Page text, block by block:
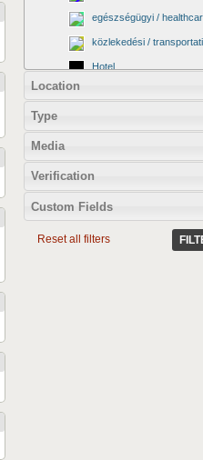
egészségügyi /
közlekedési /
Hotel
kereskedelmi /
egyéb / other
kulturális / cultural
BEFEJEZETLEN ÉPÜLET /
UNFINISHED BUILDING
Location
Type
Media
Verification
Custom Fields
Reset all filters